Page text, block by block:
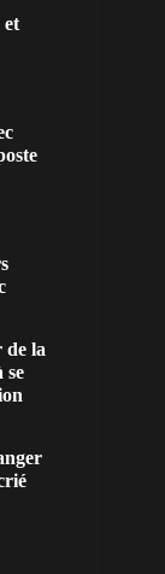
et
de la
se